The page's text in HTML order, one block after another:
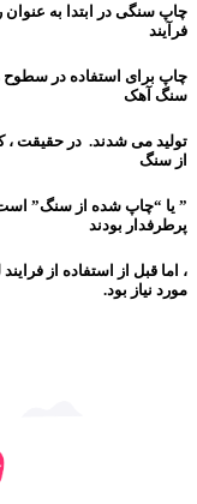
چاپ سنگی در ابتدا به عنوان
فرآیند
چاپ برای استفاده در
سنگ آهک
تولید می شدند. در حقیقت ،
از سنگ
” یا “چاپ شده از سنگ”
پرطرفدار بودند
، اما قبل از استفاده از
مورد نیاز بود.